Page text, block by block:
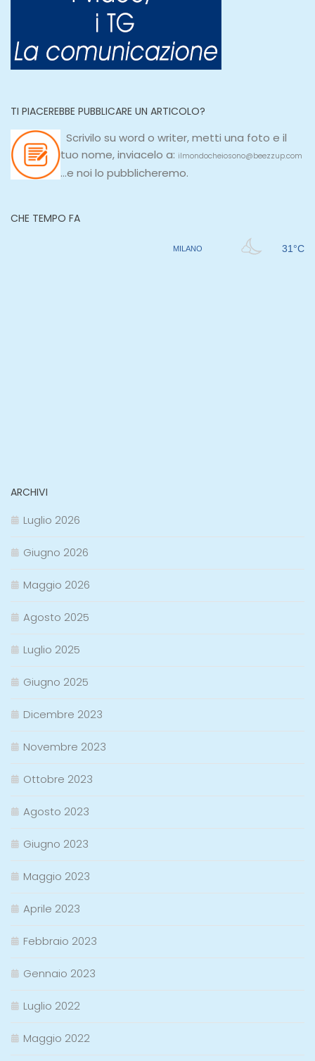
TI PIACEREBBE PUBBLICARE UN ARTICOLO?
Scrivilo su word o writer, metti una foto e il
tuo nome, inviacelo a: ilmondocheiosono@beezzup.com
...e noi lo pubblicheremo.
CHE TEMPO FA
ARCHIVI
Luglio 2026
Giugno 2026
Maggio 2026
Agosto 2025
Luglio 2025
Giugno 2025
Dicembre 2023
Novembre 2023
Ottobre 2023
Agosto 2023
Giugno 2023
Maggio 2023
Aprile 2023
Febbraio 2023
Gennaio 2023
Luglio 2022
Maggio 2022